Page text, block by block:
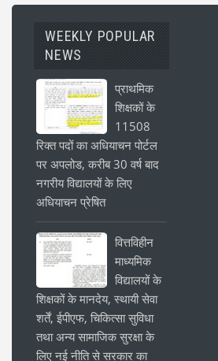
WEEKLY POPULAR
NEWS
प्राथमिक
शिक्षकों के
11508
रिक्त पदों का अधियाचन पोर्टल
पर अपलोड, करीब 30 वर्ष बाद
नगरीय विद्यालयों के लिए
अधियाचन प्रेषित
वित्तविहीन
माध्यमिक
विद्यालयों के
शिक्षकों के मानदेय, स्थायी सेवा
शर्तें, ईपीएफ, चिकित्सा सुविधा
तथा अन्य सामाजिक सुरक्षा के
लिए नई नीति से सरकार का